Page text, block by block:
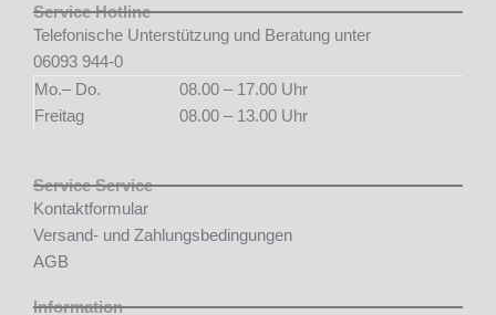
Service Hotline
Telefonische Unterstützung und Beratung unter
06093 944-0
Mo.– Do.
08.00 – 17.00 Uhr
Freitag
08.00 – 13.00 Uhr
Service Service
Kontaktformular
Versand- und Zahlungsbedingungen
AGB
Information